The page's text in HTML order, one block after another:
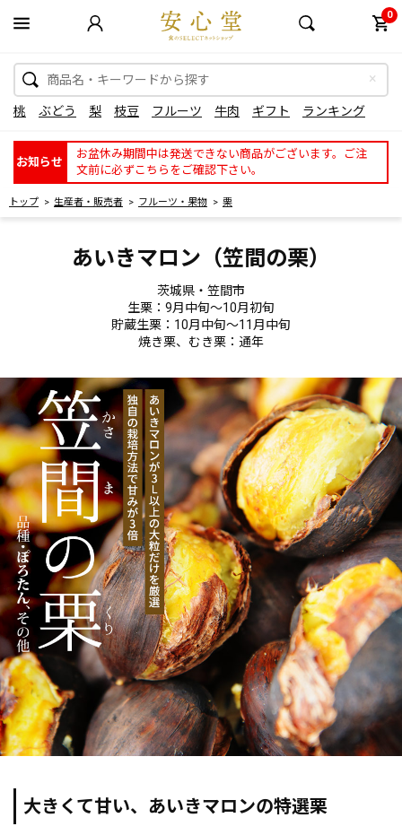
0
桃 ぶどう 梨 枝豆 フルーツ 牛肉 ギフト ランキング
お知らせ
お盆休み期間中は発送できない商品がございます。ご注
文前に必ずこちらをご確認下さい。
トップ 生産者・販売者 フルーツ・果物 栗
あいきマロン（笠間の栗）
茨城県・笠間市
生栗：9月中旬～10月初旬
貯蔵生栗：10月中旬～11月中旬
焼き栗、むき栗：通年
大きくて甘い、あいきマロンの特選栗